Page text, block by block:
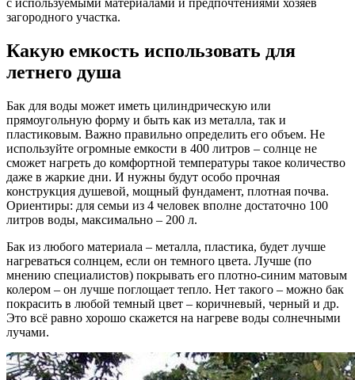
с используемыми материалами и предпочтениями хозяев
загородного участка.
Какую емкость использовать для
летнего душа
Бак для воды может иметь цилиндрическую или
прямоугольную форму и быть как из металла, так и
пластиковым. Важно правильно определить его объем. Не
используйте огромные емкости в 400 литров – солнце не
сможет нагреть до комфортной температуры такое количество
даже в жаркие дни. И нужны будут особо прочная
конструкция душевой, мощный фундамент, плотная почва.
Ориентиры: для семьи из 4 человек вполне достаточно 100
литров воды, максимально – 200 л.
Бак из любого материала – металла, пластика, будет лучше
нагреваться солнцем, если он темного цвета. Лучше (по
мнению специалистов) покрывать его плотно-синим матовым
колером – он лучше поглощает тепло. Нет такого – можно бак
покрасить в любой темный цвет – коричневый, черный и др.
Это всё равно хорошо скажется на нагреве воды солнечными
лучами.